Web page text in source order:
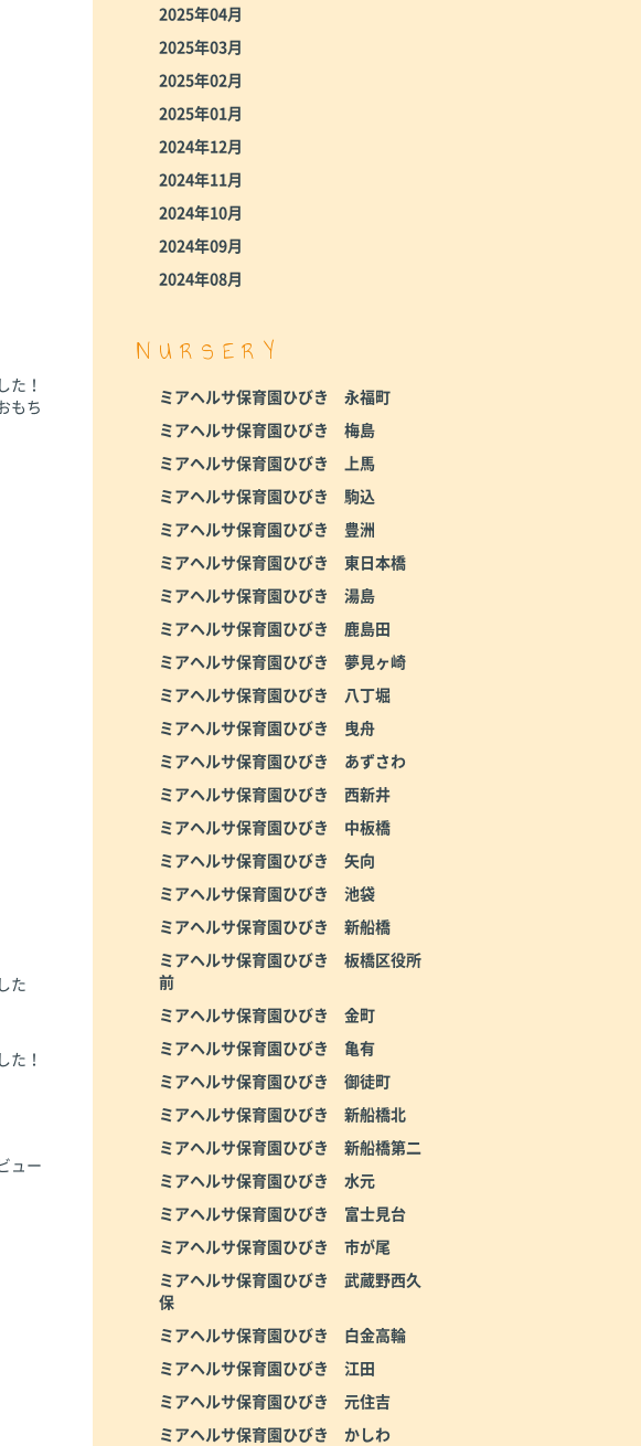
た！
もち
た
た！
ュー
2025年04月
2025年03月
2025年02月
2025年01月
2024年12月
2024年11月
2024年10月
2024年09月
2024年08月
NURSERY
ミアヘルサ保育園ひびき 永福町
ミアヘルサ保育園ひびき 梅島
ミアヘルサ保育園ひびき 上馬
ミアヘルサ保育園ひびき 駒込
ミアヘルサ保育園ひびき 豊洲
ミアヘルサ保育園ひびき 東日本橋
ミアヘルサ保育園ひびき 湯島
ミアヘルサ保育園ひびき 鹿島田
ミアヘルサ保育園ひびき 夢見ヶ崎
ミアヘルサ保育園ひびき 八丁堀
ミアヘルサ保育園ひびき 曳舟
ミアヘルサ保育園ひびき あずさわ
ミアヘルサ保育園ひびき 西新井
ミアヘルサ保育園ひびき 中板橋
ミアヘルサ保育園ひびき 矢向
ミアヘルサ保育園ひびき 池袋
ミアヘルサ保育園ひびき 新船橋
ミアヘルサ保育園ひびき 板橋区役所
前
ミアヘルサ保育園ひびき 金町
ミアヘルサ保育園ひびき 亀有
ミアヘルサ保育園ひびき 御徒町
ミアヘルサ保育園ひびき 新船橋北
ミアヘルサ保育園ひびき 新船橋第二
ミアヘルサ保育園ひびき 水元
ミアヘルサ保育園ひびき 富士見台
ミアヘルサ保育園ひびき 市が尾
ミアヘルサ保育園ひびき 武蔵野西久
保
ミアヘルサ保育園ひびき 白金高輪
ミアヘルサ保育園ひびき 江田
ミアヘルサ保育園ひびき 元住吉
ミアヘルサ保育園ひびき かしわ